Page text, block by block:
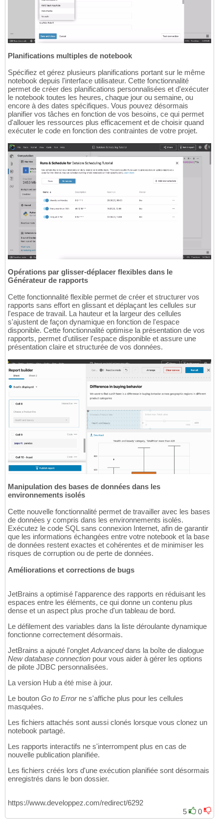
Planifications multiples de notebook
Spécifiez et gérez plusieurs planifications portant sur le même
notebook depuis l'interface utilisateur. Cette fonctionnalité
permet de créer des planifications personnalisées et d'exécuter
le notebook toutes les heures, chaque jour ou semaine, ou
encore à des dates spécifiques. Vous pouvez désormais
planifier vos tâches en fonction de vos besoins, ce qui permet
d'allouer les ressources plus efficacement et de choisir quand
exécuter le code en fonction des contraintes de votre projet.
Opérations par glisser-déplacer flexibles dans le
Générateur de rapports
Cette fonctionnalité flexible permet de créer et structurer vos
rapports sans effort en glissant et déplaçant les cellules sur
l'espace de travail. La hauteur et la largeur des cellules
s'ajustent de façon dynamique en fonction de l'espace
disponible. Cette fonctionnalité optimise la présentation de vos
rapports, permet d'utiliser l'espace disponible et assure une
présentation claire et structurée de vos données.
Manipulation des bases de données dans les
environnements isolés
Cette nouvelle fonctionnalité permet de travailler avec les bases
de données y compris dans les environnements isolés.
Exécutez le code SQL sans connexion Internet, afin de garantir
que les informations échangées entre votre notebook et la base
de données restent exactes et cohérentes et de minimiser les
risques de corruption ou de perte de données.
Améliorations et corrections de bugs
JetBrains a optimisé l'apparence des rapports en réduisant les
espaces entre les éléments, ce qui donne un contenu plus
dense et un aspect plus proche d'un tableau de bord.
Le défilement des variables dans la liste déroulante dynamique
fonctionne correctement désormais.
JetBrains a ajouté l'onglet Advanceddans la boîte de dialogue
New database connection pour vous aider à gérer les options
de pilote JDBC personnalisées.
La version Hub a été mise à jour.
Le bouton Go to Errorne s'affiche plus pour les cellules
masquées.
Les fichiers attachés sont aussi clonés lorsque vous clonez un
notebook partagé.
Les rapports interactifs ne s'interrompent plus en cas de
nouvelle publication planifiée.
Les fichiers créés lors d'une exécution planifiée sont désormais
enregistrés dans le bon dossier.
https://www.developpez.com/redirect/6292
5
0